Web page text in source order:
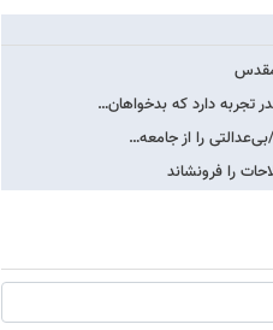
مقدس
تجربه دارد که بدخواهان…
را از جامعه…
را فرونشاند